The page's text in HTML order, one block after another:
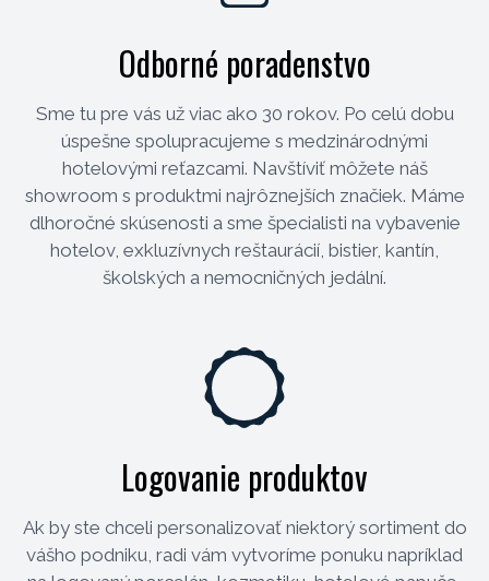
Odborné poradenstvo
Sme tu pre vás už viac ako 30 rokov. Po celú dobu
úspešne spolupracujeme s medzinárodnými
hotelovými reťazcami. Navštíviť môžete náš
showroom s produktmi najrôznejších značiek. Máme
dlhoročné skúsenosti a sme špecialisti na vybavenie
hotelov, exkluzívnych reštaurácií, bistier, kantín,
školských a nemocničných jedální.
Logovanie produktov
Ak by ste chceli personalizovať niektorý sortiment do
vášho podniku, radi vám vytvoríme ponuku napríklad